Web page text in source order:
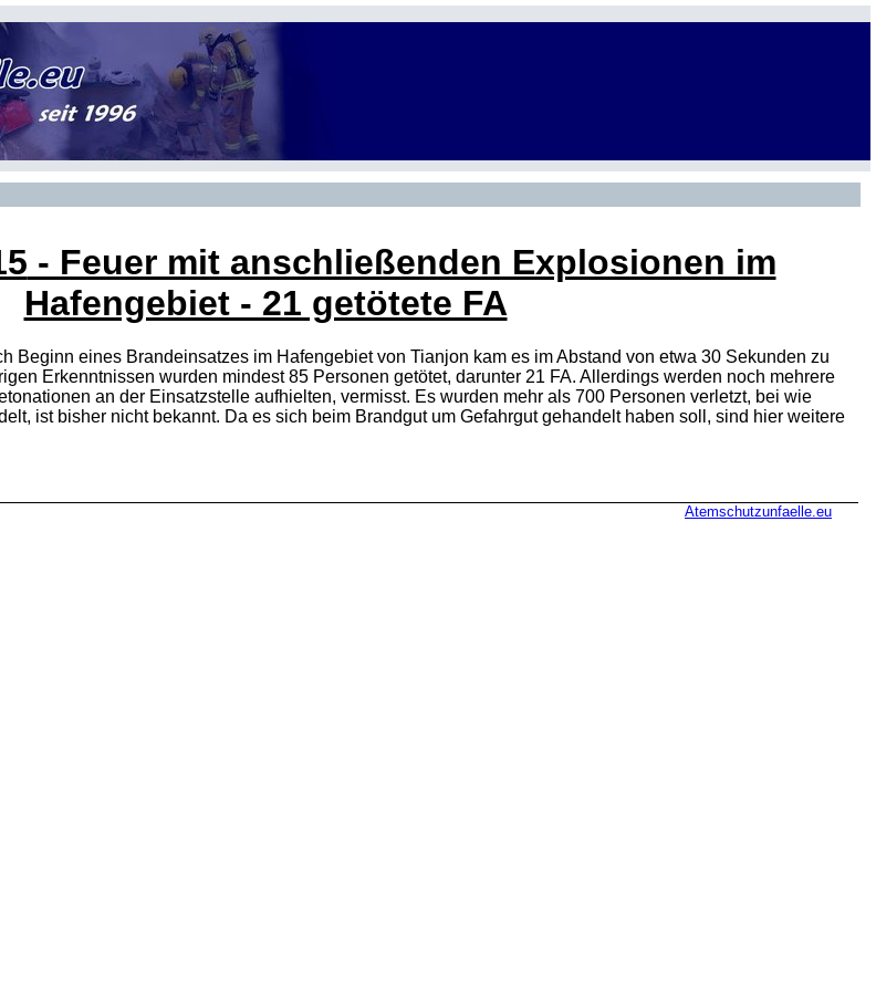
- Feuer mit anschließenden Explosionen im
Hafengebiet - 21 getötete FA
Beginn eines Brandeinsatzes im Hafengebiet von Tianjon kam es im Abstand von etwa 30 Sekunden zu
Erkenntnissen wurden mindest 85 Personen getötet, darunter 21 FA. Allerdings werden noch mehrere
an der Einsatzstelle aufhielten, vermisst. Es wurden mehr als 700 Personen verletzt, bei wie
ist bisher nicht bekannt. Da es sich beim Brandgut um Gefahrgut gehandelt haben soll, sind hier weitere
Atemschutzunfaelle.eu